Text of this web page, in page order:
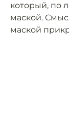
который, по
маской.
маской